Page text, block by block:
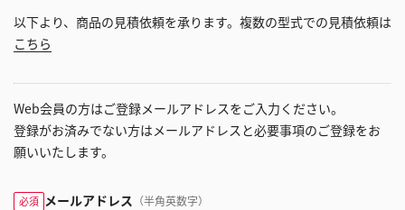
以下より、商品の見積依頼を承ります。複数の型式での見積依頼は
こちら
Web会員の方はご登録メールアドレスをご入力ください。
登録がお済みでない方はメールアドレスと必要事項のご登録をお
願いいたします。
必須 メールアドレス （半角英数字）